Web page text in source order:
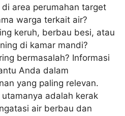
area perumahan target
warga terkait air?
keruh, berbau besi, atau
di kamar mandi?
bermasalah? Informasi
Anda dalam
yang paling relevan.
adalah kerak
air berbau dan